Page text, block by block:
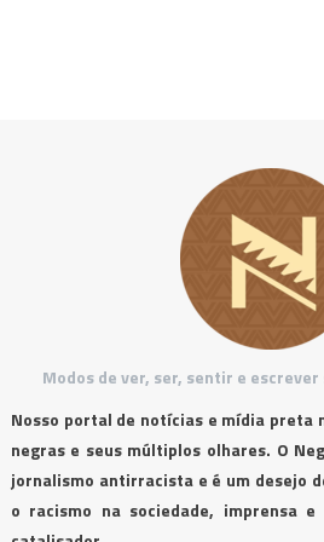
Modos de ver, ser, sentir e
Nosso portal de notícias e mídia preta
negras e seus múltiplos olhares. O
jornalismo antirracista e é um desejo
o racismo na sociedade, imprensa e